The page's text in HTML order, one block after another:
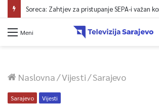
Meni
Naslovna/Vijesti/Sarajevo
Sarajevo Vijesti